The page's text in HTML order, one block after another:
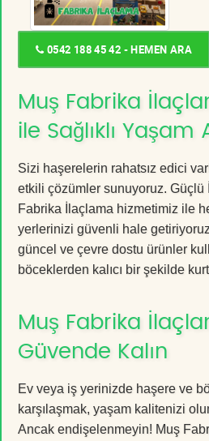
0542 188 45 42 - HEMEN ARA
Muş Fabrika
ile Sağlıklı Yaşam
Sizi haşerelerin rahatsız edici
etkili çözümler sunuyoruz. Güçlü
Fabrika İlaçlama hizmetimiz ile
yerlerinizi güvenli hale
güncel ve çevre dostu ürünler
böceklerden kalıcı bir şekilde
Muş Fabrika
Güvende Kalın
Ev veya iş yerinizde haşere ve
karşılaşmak, yaşam kalitenizi
Ancak endişelenmeyin! Muş